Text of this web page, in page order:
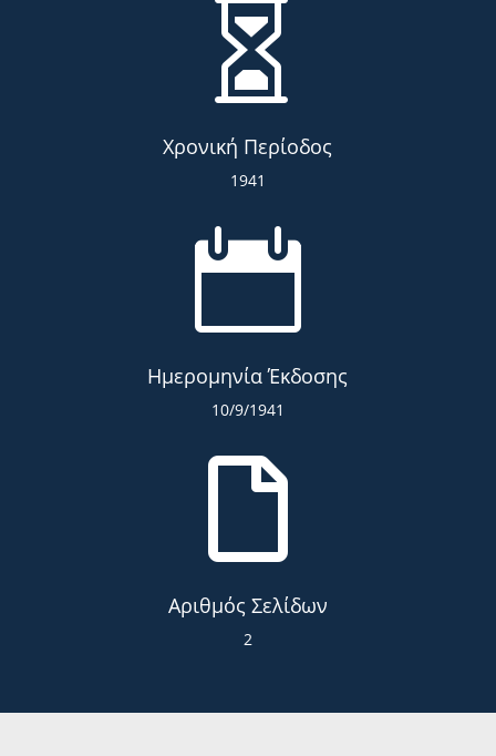

Χρονική Περίοδος
1941

Ημερομηνία Έκδοσης
10/9/1941

Αριθμός Σελίδων
2